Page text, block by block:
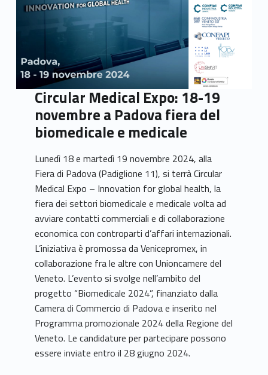
Circular Medical Expo: 18-19
novembre a Padova fiera del
biomedicale e medicale
Lunedì 18 e martedì 19 novembre 2024, alla
Fiera di Padova (Padiglione 11), si terrà Circular
Medical Expo – Innovation for global health, la
fiera dei settori biomedicale e medicale volta ad
avviare contatti commerciali e di collaborazione
economica con controparti d’affari internazionali.
L’iniziativa è promossa da Venicepromex, in
collaborazione fra le altre con Unioncamere del
Veneto. L’evento si svolge nell’ambito del
progetto “Biomedicale 2024”, finanziato dalla
Camera di Commercio di Padova e inserito nel
Programma promozionale 2024 della Regione del
Veneto. Le candidature per partecipare possono
essere inviate entro il 28 giugno 2024.